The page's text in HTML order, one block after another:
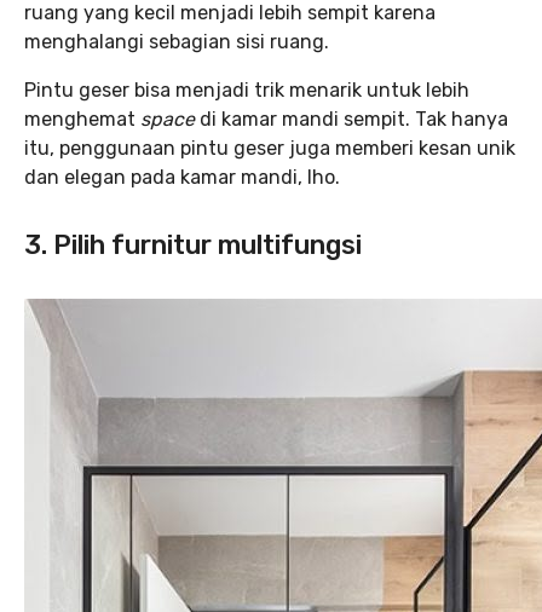
ruang yang kecil menjadi lebih sempit karena
menghalangi sebagian sisi ruang.
Pintu geser bisa menjadi trik menarik untuk lebih
menghemat space di kamar mandi sempit. Tak hanya
itu, penggunaan pintu geser juga memberi kesan unik
dan elegan pada kamar mandi, lho.
3. Pilih furnitur multifungsi